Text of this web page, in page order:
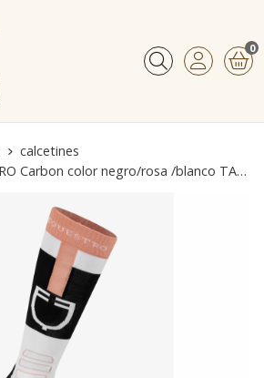
Buscar
0
calcetines
Calcetines EQUESTRO Carbon color negro/rosa /blanco TALLA 39-42